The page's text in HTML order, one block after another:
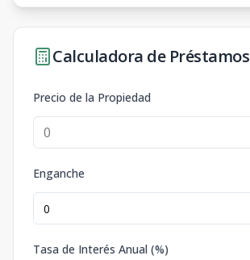
Calculadora de Préstamos
Precio de la Propiedad
Enganche
Tasa de Interés Anual (%)